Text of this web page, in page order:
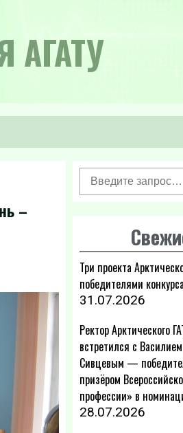
АГАТУ
–
Три проекта
победителями
31.07.2026
Ректор Арктического
встретился с Василием
Сивцевым —
призёром
профессии» в
28.07.2026